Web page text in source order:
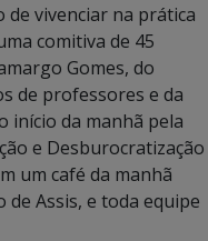
de vivenciar na prática
comitiva de 45
Gomes, do
de professores e da
início da manhã pela
e Desburocratização
um café da manhã
Assis, e toda equipe